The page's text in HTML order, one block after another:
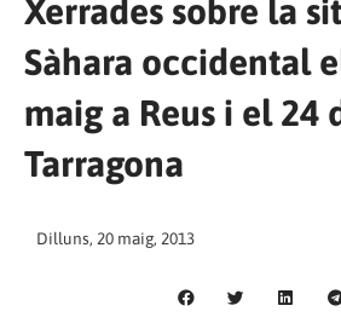
Xerrades sobre la
Sàhara occidental
maig a Reus i el 24
Tarragona
Dilluns, 20 maig, 2013